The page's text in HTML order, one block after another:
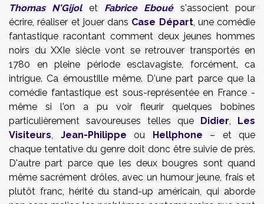
Thomas N'Gijolet Fabrice Eboués'associent pour
écrire, réaliser et jouer dans Case Départ, une comédie
fantastique racontant comment deux jeunes hommes
noirs du XXIe siècle vont se retrouver transportés en
1780 en pleine période esclavagiste, forcément, ca
intrigue. Ca émoustille même. D'une part parce que la
comédie fantastique est sous-représentée en France -
même si l'on a pu voir fleurir quelques bobines
particulièrement savoureuses telles que Didier, Les
Visiteurs, Jean-Philippe ou Hellphone – et que
chaque tentative du genre doit donc être suivie de près.
D'autre part parce que les deux bougres sont quand
même sacrément drôles, avec un humour jeune, frais et
plutôt franc, hérité du stand-up américain, qui aborde